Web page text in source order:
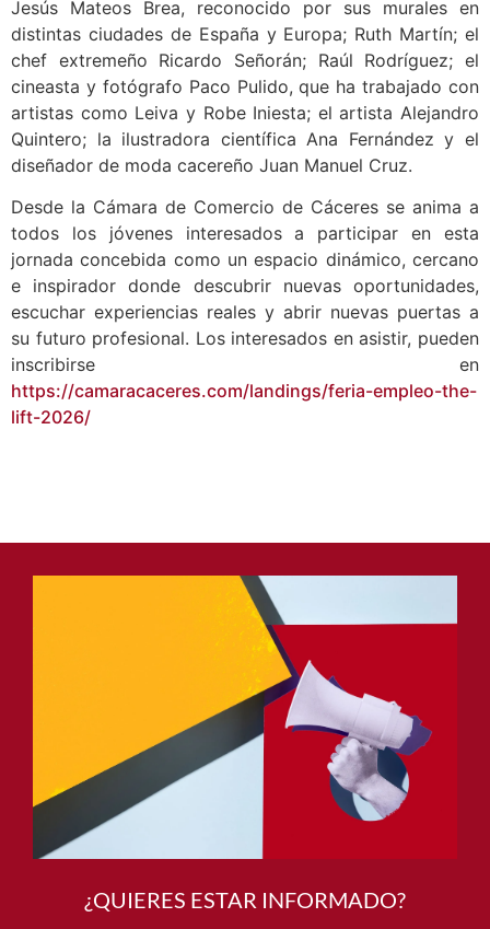
Jesús Mateos Brea, reconocido por sus murales en
distintas ciudades de España y Europa; Ruth Martín; el
chef extremeño Ricardo Señorán; Raúl Rodríguez; el
cineasta y fotógrafo Paco Pulido, que ha trabajado con
artistas como Leiva y Robe Iniesta; el artista Alejandro
Quintero; la ilustradora científica Ana Fernández y el
diseñador de moda cacereño Juan Manuel Cruz.
Desde la Cámara de Comercio de Cáceres se anima a
todos los jóvenes interesados a participar en esta
jornada concebida como un espacio dinámico, cercano
e inspirador donde descubrir nuevas oportunidades,
escuchar experiencias reales y abrir nuevas puertas a
su futuro profesional. Los interesados en asistir, pueden
inscribirse en
https://camaracaceres.com/landings/feria-empleo-the-
lift-2026/
¿QUIERES ESTAR INFORMADO?